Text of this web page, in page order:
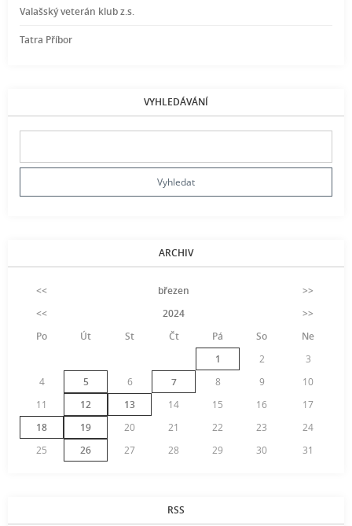
Valašský veterán klub z.s.
Tatra Příbor
VYHLEDÁVÁNÍ
ARCHIV
<< březen
>>
<<
2024
>>
Po
Út St Čt Pá So
Ne
1
2
3
4
5 6 7 8 9
10
11
12 13 14 15 16
17
18
19 20 21 22 23
24
25
26 27 28 29 30 31
RSS